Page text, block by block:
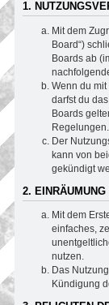
1.
Mit dem
Board“)
Boards ab
Wenn du
darfst du
Boards
Regelungen.
Der
kann von
gekündigt
2. EINRÄUMUNG
Mit dem
einfaches,
nutzen.
Das
Kündigung